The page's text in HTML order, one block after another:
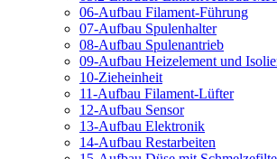
06-Aufbau Filament-Führung
07-Aufbau Spulenhalter
08-Aufbau Spulenantrieb
09-Aufbau Heizelement und
10-Zieheinheit
11-Aufbau Filament-Lüfter
12-Aufbau Sensor
13-Aufbau Elektronik
14-Aufbau Restarbeiten